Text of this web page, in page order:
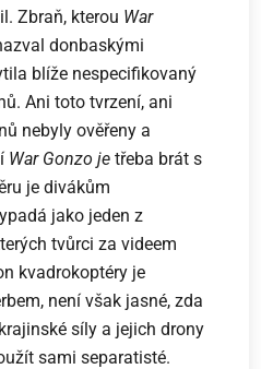
Zbraň, kterou War
donbaskými
​​blíže nespecifikovaný
Ani toto tvrzení, ani
nebyly ověřeny a
War Gonzo je třeba brát s
je divákům
jako jeden z
tvůrci za videem
kvadrokoptéry je
není však jasné, zda
síly a jejich drony
sami separatisté.